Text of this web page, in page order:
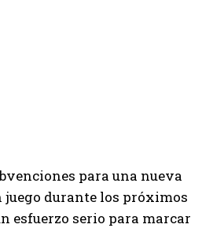
para una nueva
durante los próximos
esfuerzo serio para marcar